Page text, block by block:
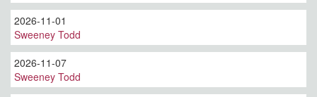
2026-11-01
Sweeney Todd
2026-11-07
Sweeney Todd